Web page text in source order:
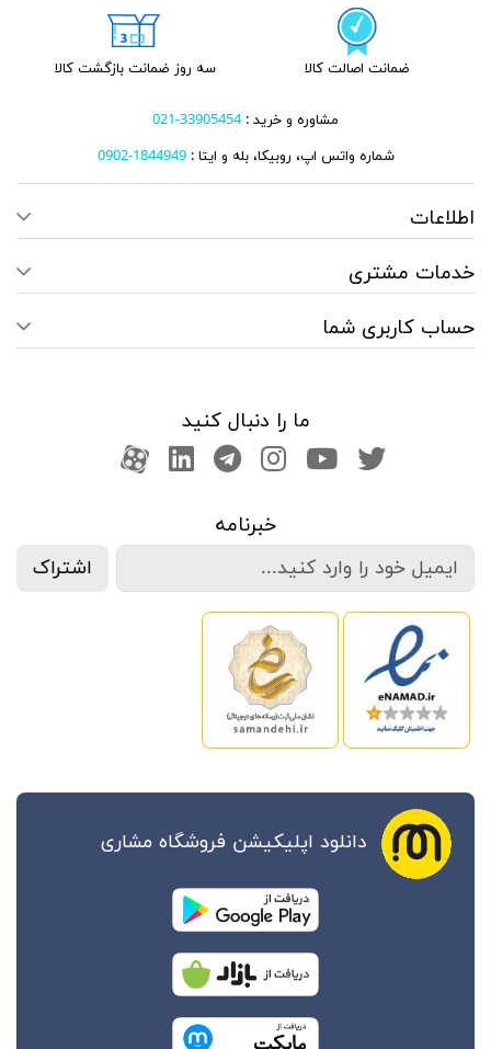
ضمانت اصالت کالا سه روز ضمانت بازگشت کالا
مشاوره و خرید :33905454-021
شماره واتس اپ، روبیکا، بله و ایتا : 1844949-0902
اطلاعات
خدمات مشتری
حساب کاربری شما
ما را دنبال کنید
صفحه تویتر
کانال یوتوب
اینستاگرام
کانال تلگرام
کانال لینکدین
آپارات
خبرنامه
اشتراک
دانلود اپلیکیشن فروشگاه مشاری